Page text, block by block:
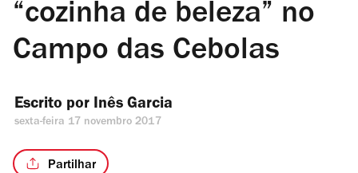
“cozinha de beleza” no
Campo das Cebolas
Escrito por Inês Garcia
sexta-feira 17 novembro 2017
Partilhar